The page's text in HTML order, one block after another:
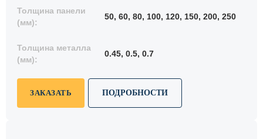
Толщина панели
(мм):
50, 60, 80, 100, 120, 150, 200, 250
Толщина металла
(мм):
0.45, 0.5, 0.7
ЗАКАЗАТЬ ПОДРОБНОСТИ